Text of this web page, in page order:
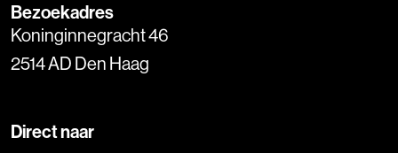
Bezoekadres
Koninginnegracht 46
2514 AD Den Haag
Direct naar